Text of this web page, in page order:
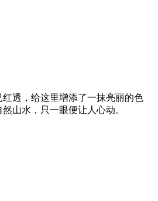
透，给这里增添了一抹亮丽的色
山水，只一眼便让人心动。